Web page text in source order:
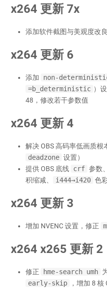
x264 更新 7x
添加软件截图与美观度改良
x264 更新 6
添加 non-
=b_deterministic ）
48，修改若干参数值
x264 更新 4
解决 OBS 高码率低画质根
deadzone 设置）
提供 OBS 底线 crf 参数
积缩减、
i444→i420 色
x264 更新 3
增加 NVENC 设置，修正
x264 x265 更新 2
修正 hme-search umh
early-skip
，增加 8